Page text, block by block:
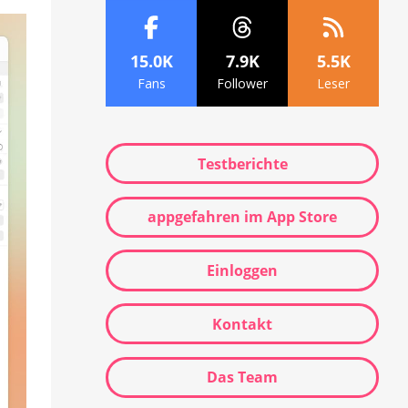
15.0K
Fans
7.9K
Follower
5.5K
Leser
Testberichte
appgefahren im App Store
Einloggen
Kontakt
Das Team